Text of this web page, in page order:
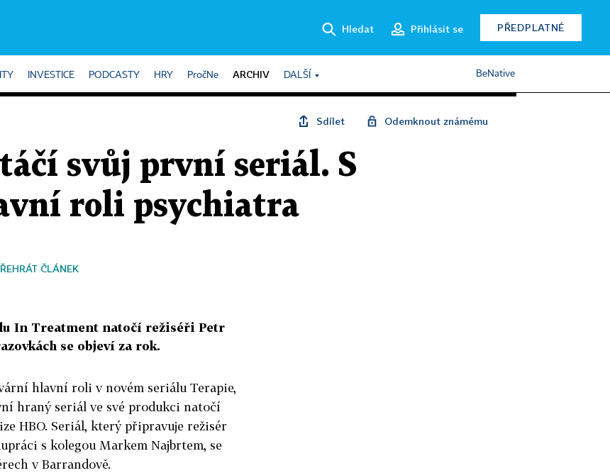
Hledat Přihlásit se PŘEDPLATNÉ
INVESTICE PODCASTY HRY PročNe ARCHIV DALŠÍ BeNative
Sdílet Odemknout známému
svůj první seriál. S
roli psychiatra
ČLÁNEK
In Treatment natočí režiséři Petr
se objeví za rok.
hlavní roli v novém seriálu Terapie,
hraný seriál ve své produkci natočí
HBO. Seriál, který připravuje režisér
s kolegou Markem Najbrtem, se
v Barrandově.